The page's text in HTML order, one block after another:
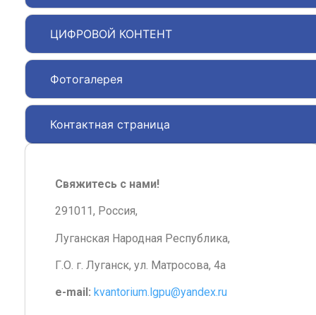
ЦИФРОВОЙ КОНТЕНТ
Фотогалерея
Контактная страница
Свяжитесь с нами!
291011, Россия,
Луганская Народная Республика,
Г.О. г. Луганск, ул. Матросова, 4а
e-mail: kvantorium.lgpu@yandex.ru